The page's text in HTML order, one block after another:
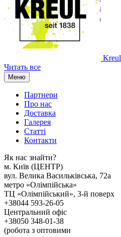
Kreul
Читать все
Меню
Партнери
Про нас
Доставка
Галерея
Статтi
Контакти
Як наc знайти?
м. Киïв (ЦЕНТР)
вул. Велика Васильківська, 72а
метро «Олімпійська»
ТЦ «Олімпійський», 3-й поверх
+38044 593-26-05
Центральний офіс
+38050 348-01-38
(робота з оптовими